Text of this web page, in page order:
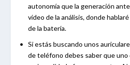
autonomía que la generación
vídeo de la análisis, donde
de la batería.
Si estás buscando unos
de teléfono debes saber que uno